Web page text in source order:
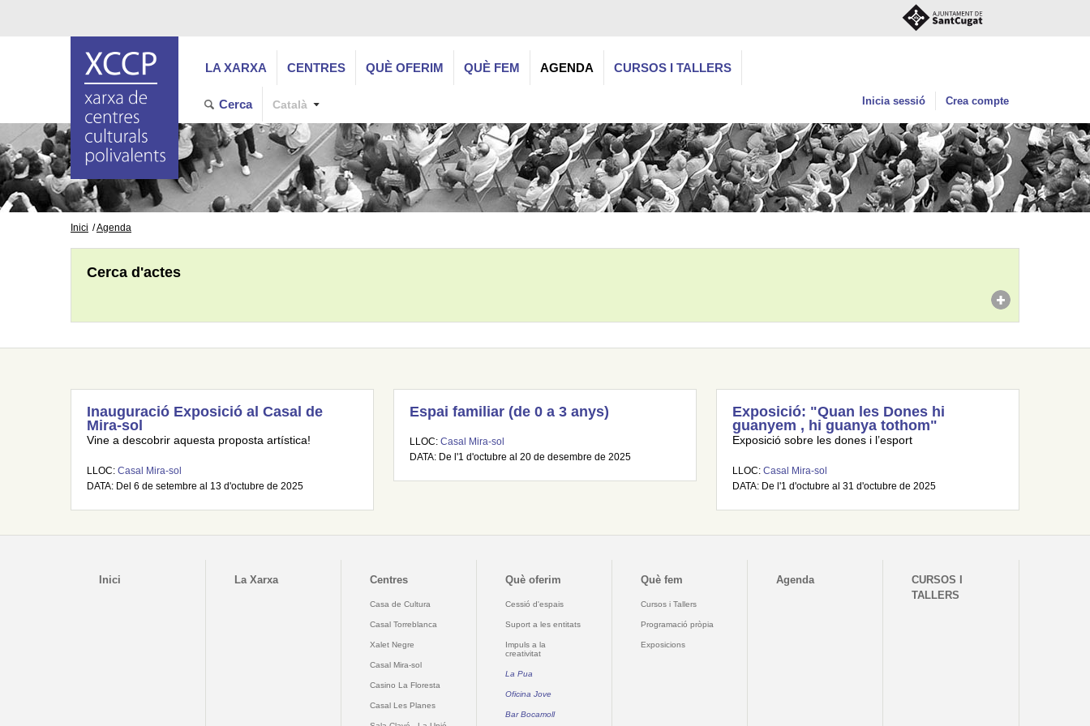
LA XARXA CENTRES QUÈ OFERIM QUÈ FEM AGENDA CURSOS I TALLERS
Cerca Català Inicia sessió Crea compte
Inici Agenda
Cerca d'actes
Inauguració Exposició al Casal de
Mira-sol
Vine a descobrir aquesta proposta artística!
LLOC: Casal Mira-sol
DATA: Del 6 de setembre al 13 d'octubre de 2025
Espai familiar (de 0 a 3 anys)
LLOC: Casal Mira-sol
DATA: De l'1 d'octubre al 20 de desembre de 2025
Exposició: "Quan les Dones hi
guanyem , hi guanya tothom"
Exposició sobre les dones i l’esport
LLOC: Casal Mira-sol
DATA: De l'1 d'octubre al 31 d'octubre de 2025
Inici La Xarxa Centres
Casa de Cultura
Casal Torreblanca
Xalet Negre
Casal Mira-sol
Casino La Floresta
Casal Les Planes
Què oferim
Cessió d'espais
Suport a les entitats
Impuls a la
creativitat
La Pua
Oficina Jove
Bar Bocamoll
Què fem
Cursos i Tallers
Programació pròpia
Exposicions
Agenda
CURSOS I
TALLERS